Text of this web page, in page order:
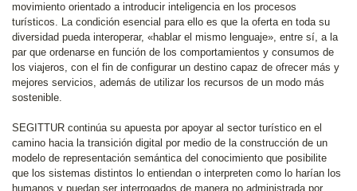
movimiento orientado a introducir inteligencia en los procesos
turísticos. La condición esencial para ello es que la oferta en toda su
diversidad pueda interoperar, «hablar el mismo lenguaje», entre sí, a la
par que ordenarse en función de los comportamientos y consumos de
los viajeros, con el fin de configurar un destino capaz de ofrecer más y
mejores servicios, además de utilizar los recursos de un modo más
sostenible.
SEGITTUR continúa su apuesta por apoyar al sector turístico en el
camino hacia la transición digital por medio de la construcción de un
modelo de representación semántica del conocimiento que posibilite
que los sistemas distintos lo entiendan o interpreten como lo harían los
humanos y puedan ser interrogados de manera no administrada por